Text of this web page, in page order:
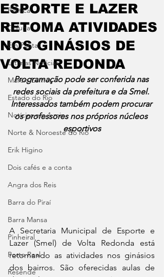
Política
Coluna
Em Pauta
Últimas Notícias
Márcio Lemos
Estado do Rio
Notícias em 1 min
Norte & Noroeste do Rio
Erik Higino
Dois cafés e a conta
Angra dos Reis
Barra do Piraí
Barra Mansa
Pinheiral
Porto Real
Resende
ESPORTE E LAZER
RETOMA ATIVIDADES
NOS GINÁSIOS DE
VOLTA REDONDA
Programação pode ser conferida nas
redes sociais da prefeitura e da Smel.
Interessados também podem procurar
os professores nos próprios núcleos
esportivos
A Secretaria Municipal de Esporte e
Lazer (Smel) de Volta Redonda está
retomando as atividades nos ginásios
dos bairros. São oferecidas aulas de